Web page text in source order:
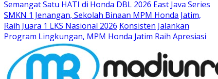
Semangat Satu HATI di Honda DBL 2026 East Java Series
SMKN 1 Jenangan, Sekolah Binaan MPM Honda Jatim,
Raih Juara 1 LKS Nasional 2026 Konsisten Jalankan
Program Lingkungan, MPM Honda Jatim Raih Apresiasi